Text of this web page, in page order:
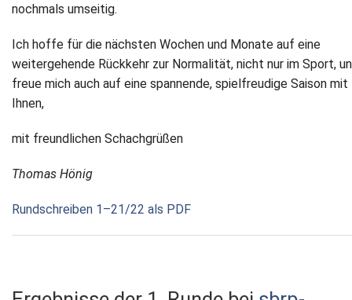
nochmals umseitig.
Ich hoffe für die nächsten Wochen und Monate auf eine
weitergehende Rückkehr zur Normalität, nicht nur im Sport,
freue mich auch auf eine spannende, spielfreudige Saison mit
Ihnen,
mit freundlichen Schachgrüßen
Thomas Hönig
Rundschreiben 1–21/22 als PDF